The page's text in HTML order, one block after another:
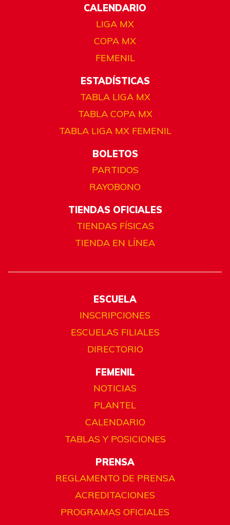
CALENDARIO
LIGA MX
COPA MX
FEMENIL
ESTADÍSTICAS
TABLA LIGA MX
TABLA COPA MX
TABLA LIGA MX FEMENIL
BOLETOS
PARTIDOS
RAYOBONO
TIENDAS OFICIALES
TIENDAS FÍSICAS
TIENDA EN LÍNEA
ESCUELA
INSCRIPCIONES
ESCUELAS FILIALES
DIRECTORIO
FEMENIL
NOTICIAS
PLANTEL
CALENDARIO
TABLAS Y POSICIONES
PRENSA
REGLAMENTO DE PRENSA
ACREDITACIONES
PROGRAMAS OFICIALES